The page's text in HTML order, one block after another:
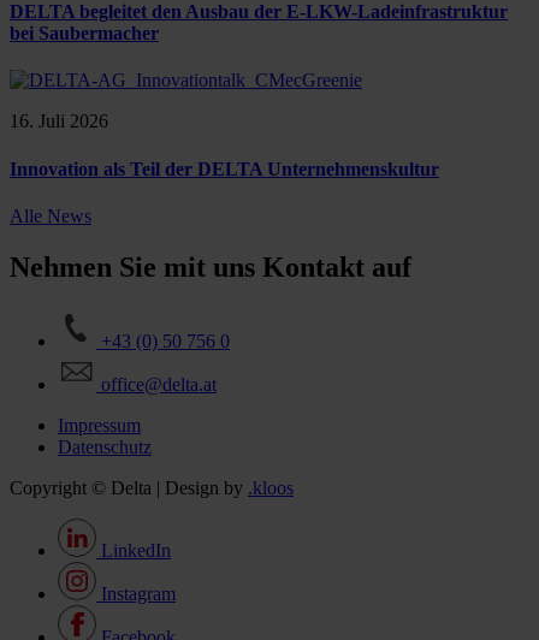
DELTA begleitet den Ausbau der E-LKW-Ladeinfrastruktur
bei Saubermacher
16. Juli 2026
Innovation als Teil der DELTA Unternehmenskultur
Alle News
Nehmen Sie mit uns Kontakt auf
+43 (0) 50 756 0
office@delta.at
Impressum
Datenschutz
Copyright © Delta | Design by .kloos
LinkedIn
Instagram